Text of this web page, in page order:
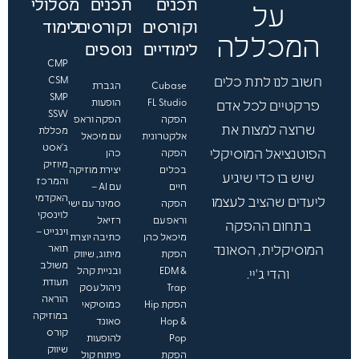
על
המכללה
חשוב לנו לתת כלים
פרקטיים לכל אדם
שרוצה למצות את
הפוטנציאל המוסיקלי
שיש בו כדי שיגיע
ליעדים שהציב לעצמו
בתחום ההפקה
המוסיקלית, הסאונד
והדי ג'יי.
תכנים
וקורסים
לימודיים
Cubase
FL Studio
הפקה
אלקטרונית
הפקה
בכלים
חיים
הפקה
וראפ עם
מיכאל כהן
הפקת
EDM &
Trap
הפקת Hip
Hop &
Pop
הפקת
תכנים
וקורסים
נוספים
הגברת
הופעות
הפקה וראפ
עם מיכאל
כהן
יצירת מוזיקה
עם AI –
סמינר עם ישי
רזיאל
כתיבה יוצרת
מיתוג, שיווק
ובניית קהל
ניהול עסק
כמוסיקאי
סאונד
להופעות
פיתוח קול
מסלולי
לימוד
CMP
CSM
SMP
SSW
מכללת
ג'אסט
מיוזיק
והמרכז
האקדמי
לוינסקי
וינגייט –
תואר
משולב
תעודת
הוראה
במוזיקה
קורס
שיווק